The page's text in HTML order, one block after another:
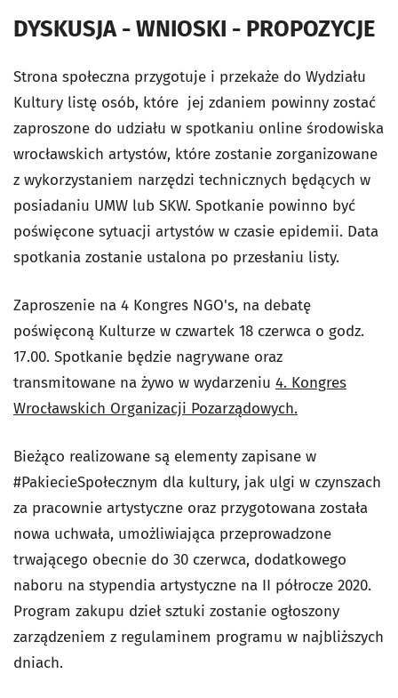
DYSKUSJA - WNIOSKI - PROPOZYCJE
Strona społeczna przygotuje i przekaże do Wydziału
Kultury listę osób, które jej zdaniem powinny zostać
zaproszone do udziału w spotkaniu online środowiska
wrocławskich artystów, które zostanie zorganizowane
z wykorzystaniem narzędzi technicznych będących w
posiadaniu UMW lub SKW. Spotkanie powinno być
poświęcone sytuacji artystów w czasie epidemii. Data
spotkania zostanie ustalona po przesłaniu listy.
Zaproszenie na 4 Kongres NGO's, na debatę
poświęconą Kulturze w czwartek 18 czerwca o godz.
17.00. Spotkanie będzie nagrywane oraz
transmitowane na żywo w wydarzeniu 4. Kongres
Wrocławskich Organizacji Pozarządowych.
Bieżąco realizowane są elementy zapisane w
#PakiecieSpołecznym dla kultury, jak ulgi w czynszach
za pracownie artystyczne oraz przygotowana została
nowa uchwała, umożliwiająca przeprowadzone
trwającego obecnie do 30 czerwca, dodatkowego
naboru na stypendia artystyczne na II półrocze 2020.
Program zakupu dzieł sztuki zostanie ogłoszony
zarządzeniem z regulaminem programu w najbliższych
dniach.